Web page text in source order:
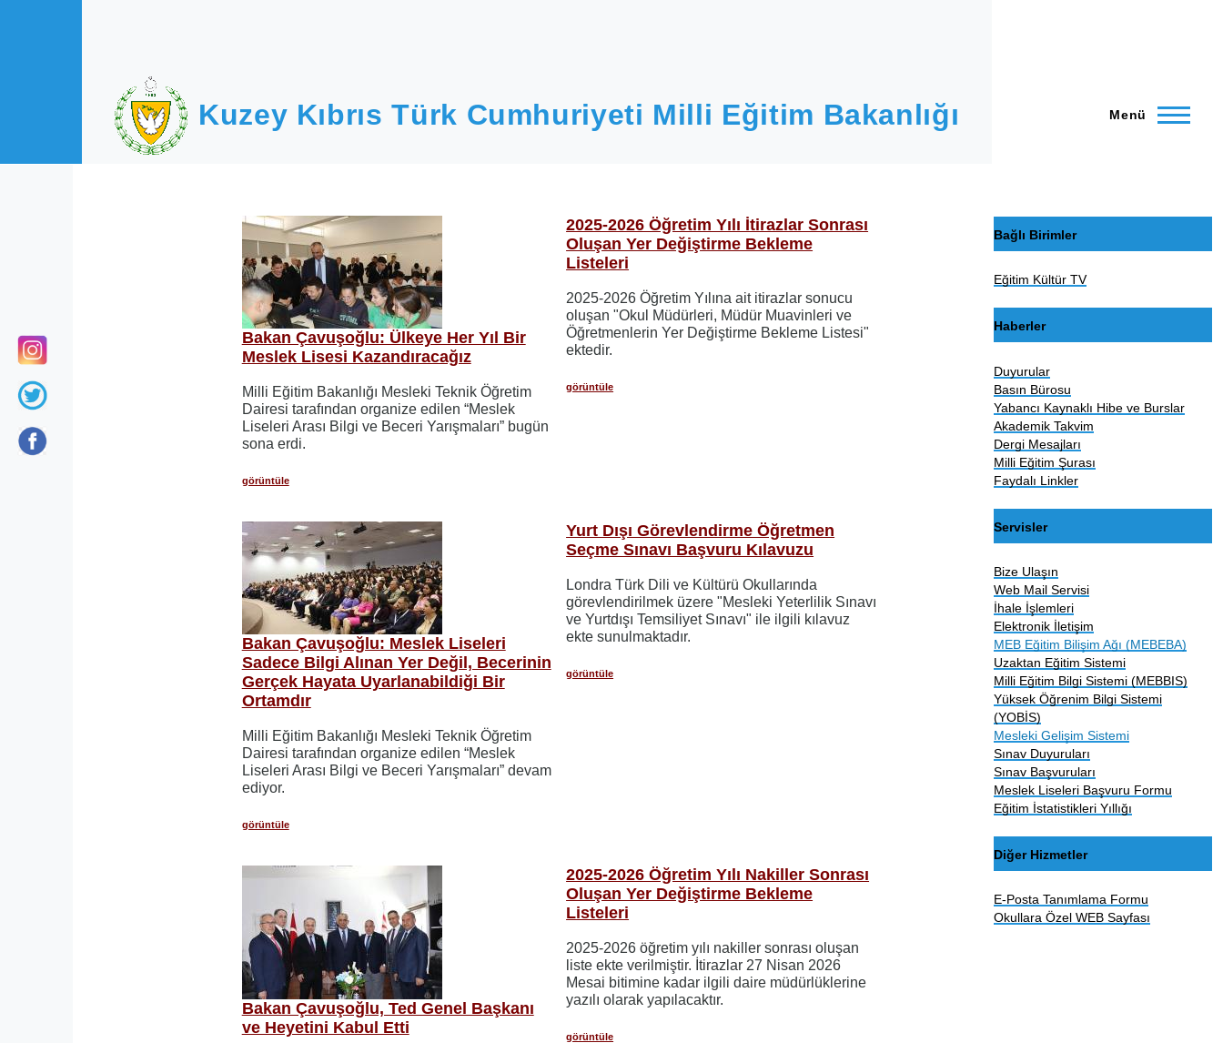
Kuzey Kıbrıs Türk Cumhuriyeti Milli Eğitim Bakanlığı Menü
Bakan Çavuşoğlu: Ülkeye Her Yıl Bir
Meslek Lisesi Kazandıracağız
Milli Eğitim Bakanlığı Mesleki Teknik Öğretim
Dairesi tarafından organize edilen “Meslek
Liseleri Arası Bilgi ve Beceri Yarışmaları” bugün
sona erdi.
görüntüle
2025-2026 Öğretim Yılı İtirazlar Sonrası
Oluşan Yer Değiştirme Bekleme
Listeleri
2025-2026 Öğretim Yılına ait itirazlar sonucu
oluşan "Okul Müdürleri, Müdür Muavinleri ve
Öğretmenlerin Yer Değiştirme Bekleme Listesi"
ektedir.
görüntüle
Bakan Çavuşoğlu: Meslek Liseleri
Sadece Bilgi Alınan Yer Değil, Becerinin
Gerçek Hayata Uyarlanabildiği Bir
Ortamdır
Milli Eğitim Bakanlığı Mesleki Teknik Öğretim
Dairesi tarafından organize edilen “Meslek
Liseleri Arası Bilgi ve Beceri Yarışmaları” devam
ediyor.
görüntüle
Yurt Dışı Görevlendirme Öğretmen
Seçme Sınavı Başvuru Kılavuzu
Londra Türk Dili ve Kültürü Okullarında
görevlendirilmek üzere "Mesleki Yeterlilik Sınavı
ve Yurtdışı Temsiliyet Sınavı" ile ilgili kılavuz
ekte sunulmaktadır.
görüntüle
Bakan Çavuşoğlu, Ted Genel Başkanı
ve Heyetini Kabul Etti
2025-2026 Öğretim Yılı Nakiller Sonrası
Oluşan Yer Değiştirme Bekleme
Listeleri
2025-2026 öğretim yılı nakiller sonrası oluşan
liste ekte verilmiştir. İtirazlar 27 Nisan 2026
Mesai bitimine kadar ilgili daire müdürlüklerine
yazılı olarak yapılacaktır.
görüntüle
Bağlı Birimler
Eğitim Kültür TV
Haberler
Duyurular
Basın Bürosu
Yabancı Kaynaklı Hibe ve Burslar
Akademik Takvim
Dergi Mesajları
Milli Eğitim Şurası
Faydalı Linkler
Servisler
Bize Ulaşın
Web Mail Servisi
İhale İşlemleri
Elektronik İletişim
MEB Eğitim Bilişim Ağı (MEBEBA)
Uzaktan Eğitim Sistemi
Milli Eğitim Bilgi Sistemi (MEBBIS)
Yüksek Öğrenim Bilgi Sistemi
(YOBİS)
Mesleki Gelişim Sistemi
Sınav Duyuruları
Sınav Başvuruları
Meslek Liseleri Başvuru Formu
Eğitim İstatistikleri Yıllığı
Diğer Hizmetler
E-Posta Tanımlama Formu
Okullara Özel WEB Sayfası